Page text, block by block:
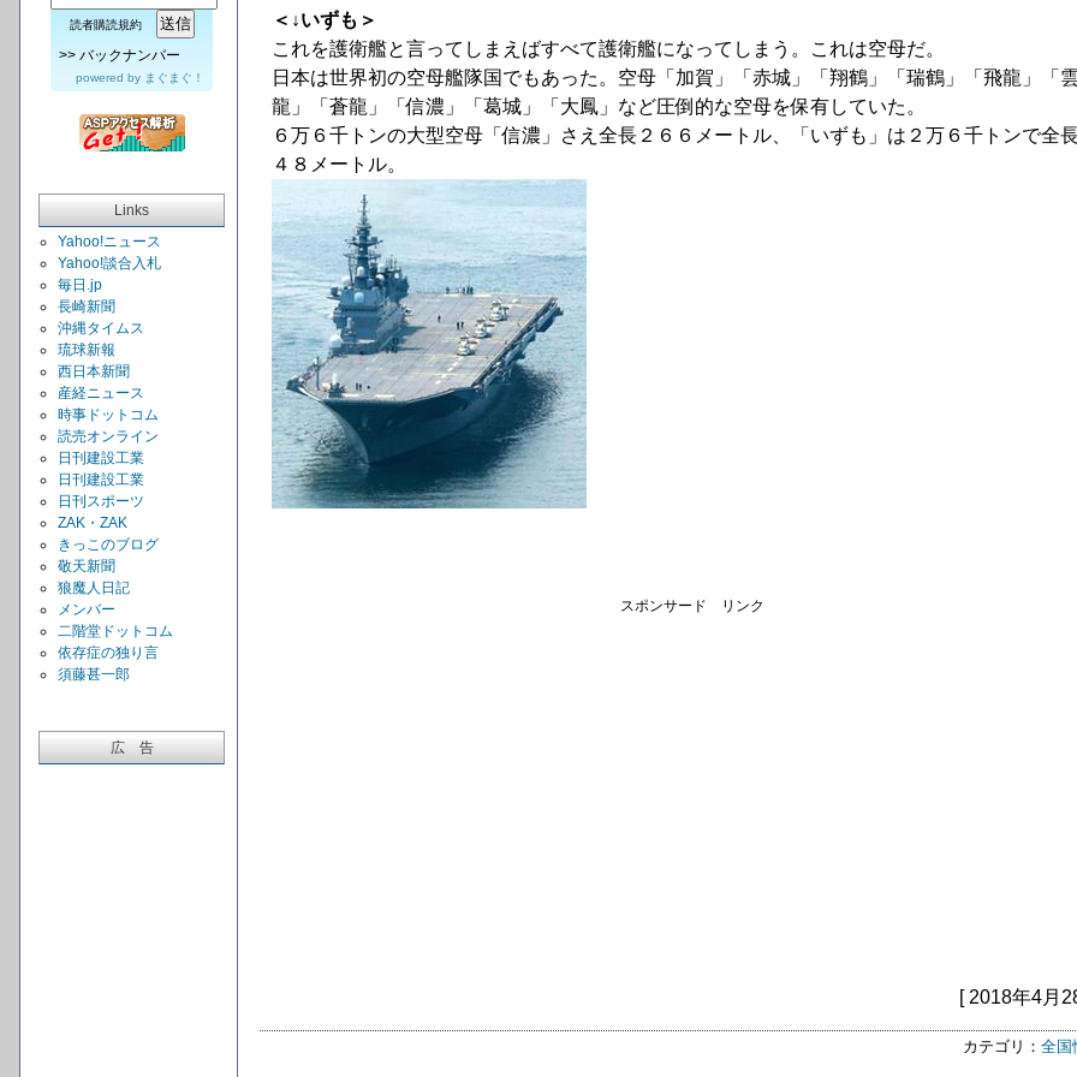
読者購読規約
>> バックナンバー
powered by まぐまぐ！
Links
Yahoo!ニュース
Yahoo!談合入札
毎日.jp
長崎新聞
沖縄タイムス
琉球新報
西日本新聞
産経ニュース
時事ドットコム
読売オンライン
日刊建設工業
日刊建設工業
日刊スポーツ
ZAK・ZAK
きっこのブログ
敬天新聞
狼魔人日記
メンバー
二階堂ドットコム
依存症の独り言
須藤甚一郎
広 告
＜↓いずも＞
これを護衛艦と言ってしまえばすべて護衛艦になってしまう。これは空母だ。
日本は世界初の空母艦隊国でもあった。空母「加賀」「赤城」「翔鶴」「瑞鶴」「飛龍」「
龍」「蒼龍」「信濃」「葛城」「大鳳」など圧倒的な空母を保有していた。
６万６千トンの大型空母「信濃」さえ全長２６６メートル、「いずも」は２万６千トンで全
４８メートル。
スポンサード リンク
[ 2018年4月
カテゴリ： 全国